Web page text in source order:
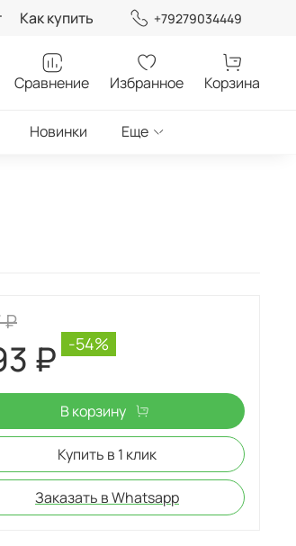
Как купить +79279034449
Сравнение Избранное Корзина
Новинки Еще
₽
₽ -54%
В корзину
Купить в 1 клик
Заказать в Whatsapp